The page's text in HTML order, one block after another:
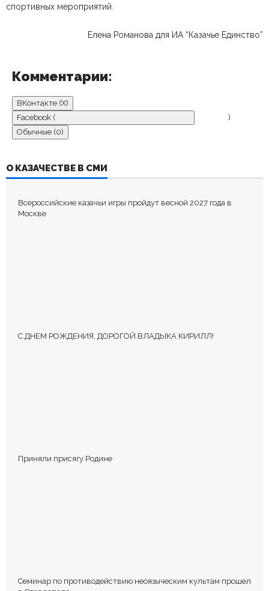
спортивных мероприятий.
Елена Романова для ИА “Казачье Единство”
Комментарии:
ВКонтакте (X)
Facebook (
)
Обычные (0)
Пока нет комментариев.
Оставьте первый комментарий.
О КАЗАЧЕСТВЕ В СМИ
Всероссийские казачьи игры пройдут весной 2027 года в
Москве
С ДНЕМ РОЖДЕНИЯ, ДОРОГОЙ ВЛАДЫКА КИРИЛЛ!
Приняли присягу Родине
Семинар по противодействию неоязыческим культам прошел